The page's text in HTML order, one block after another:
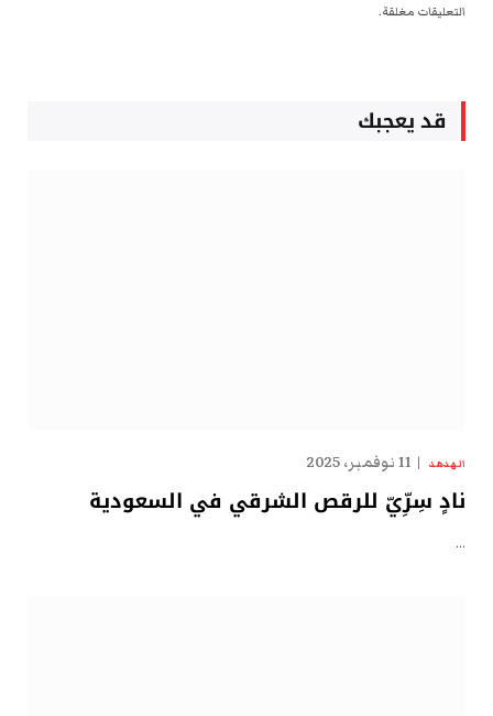
التعليقات مغلقة.
قد يعجبك
الهدهد 11 نوفمبر، 2025
نادٍ سِرِّيّ للرقص الشرقي في السعودية
…